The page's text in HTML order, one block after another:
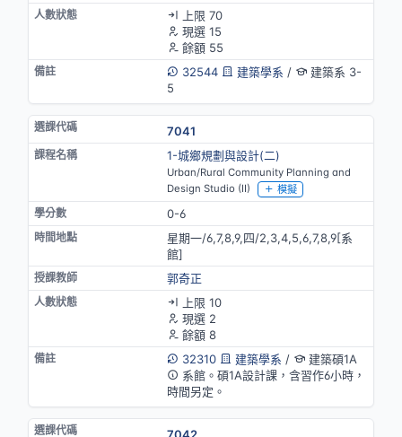
上限 70
現選 15
餘額 55
32544
建築學系 /
建築系 3-
5
7041
1-城鄉規劃與設計(二)
Urban/Rural Community Planning and
Design Studio (II)
模擬
0-6
星期一/6,7,8,9,四/2,3,4,5,6,7,8,9[系
館]
郭奇正
上限 10
現選 2
餘額 8
32310
建築學系 /
建築碩1A
系館。碩1A設計課，含習作6小時，
時間另定。
7042